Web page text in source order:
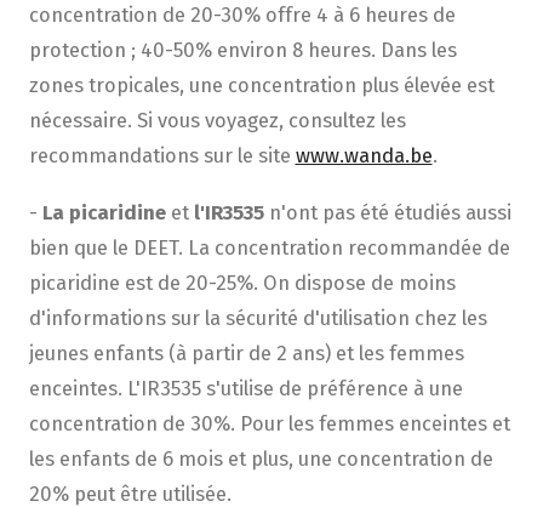
concentration de 20-30% offre 4 à 6 heures de
protection ; 40-50% environ 8 heures. Dans les
zones tropicales, une concentration plus élevée est
nécessaire. Si vous voyagez, consultez les
recommandations sur le site www.wanda.be.
- La picaridine etl'IR3535 n'ont pas été étudiés aussi
bien que le DEET. La concentration recommandée de
picaridine est de 20-25%. On dispose de moins
d'informations sur la sécurité d'utilisation chez les
jeunes enfants (à partir de 2 ans) et les femmes
enceintes. L'IR3535 s'utilise de préférence à une
concentration de 30%. Pour les femmes enceintes et
les enfants de 6 mois et plus, une concentration de
20% peut être utilisée.